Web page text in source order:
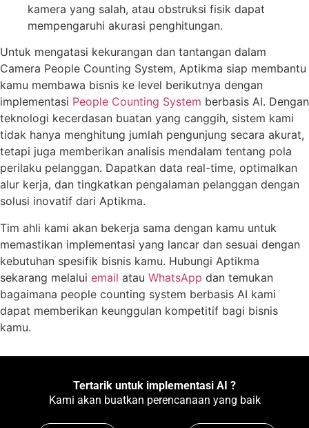
kamera yang salah, atau obstruksi fisik dapat
mempengaruhi akurasi penghitungan.
Untuk mengatasi kekurangan dan tantangan dalam
Camera People Counting System, Aptikma siap membantu
kamu membawa bisnis ke level berikutnya dengan
implementasi People Counting System berbasis AI. Dengan
teknologi kecerdasan buatan yang canggih, sistem kami
tidak hanya menghitung jumlah pengunjung secara akurat,
tetapi juga memberikan analisis mendalam tentang pola
perilaku pelanggan. Dapatkan data real-time, optimalkan
alur kerja, dan tingkatkan pengalaman pelanggan dengan
solusi inovatif dari Aptikma.
Tim ahli kami akan bekerja sama dengan kamu untuk
memastikan implementasi yang lancar dan sesuai dengan
kebutuhan spesifik bisnis kamu. Hubungi Aptikma
sekarang melalui email atau WhatsApp dan temukan
bagaimana people counting system berbasis AI kami
dapat memberikan keunggulan kompetitif bagi bisnis
kamu.
Tertarik untuk implementasi AI ?
Kami akan buatkan perencanaan yang baik